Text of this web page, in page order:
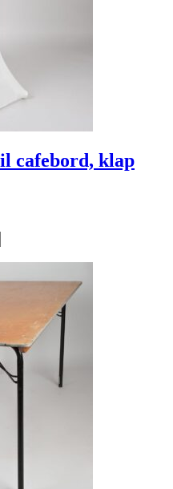
cafebord, klap